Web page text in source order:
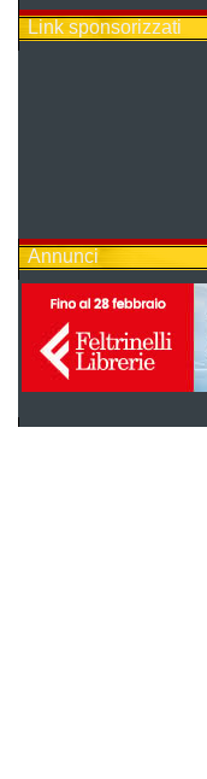
Link sponsorizzati
Annunci